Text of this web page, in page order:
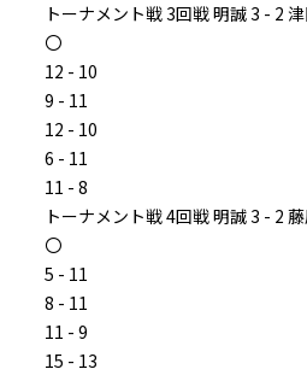
トーナメント戦 3回戦 明誠 3 - 2 津
〇
12 - 10
9 - 11
12 - 10
6 - 11
11 - 8
トーナメント戦 4回戦 明誠 3 - 2 藤
〇
5 - 11
8 - 11
11 - 9
15 - 13